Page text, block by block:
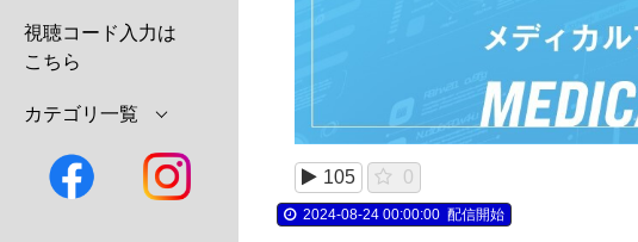
視聴コード入力は
こちら
カテゴリ一覧
105 0
2024-08-24 00:00:00 配信開始